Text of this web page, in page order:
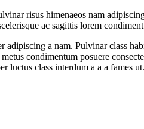
risus himenaeos nam
ac sagittis lorem
a nam. Pulvinar class
condimentum posuere
luctus class interdum a a a fames ut.